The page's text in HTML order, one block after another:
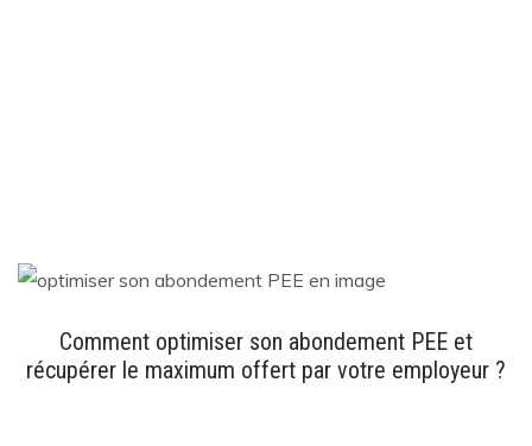
Comment optimiser son abondement PEE et
récupérer le maximum offert par votre employeur ?